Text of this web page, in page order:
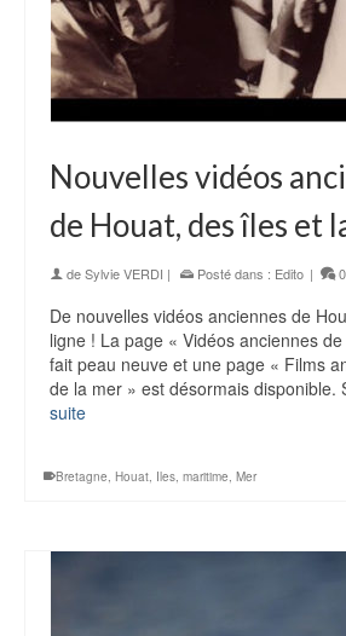
Nouvelles vidéos
de Houat, des îles et
deSylvie VERDI | Posté dans : Edito | 0
De nouvelles vidéos anciennes de
ligne ! La page « Vidéos anciennes de
fait peau neuve et une page « Films
de la mer » est désormais
suite
Bretagne Houat Iles maritime Mer